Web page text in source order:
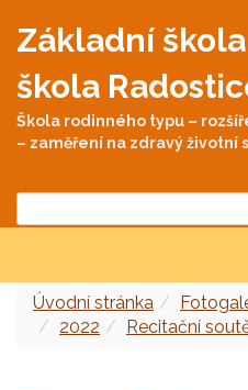
Základní
škola
Škola rodinného typu –
– zaměření na zdravý životní
Úvodní stránka
2022
Recitační